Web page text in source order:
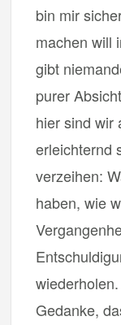
bin mir
machen will
gibt
purer
hier sind wir
erleichternd
verzeihen:
haben, wie
Gedanke,